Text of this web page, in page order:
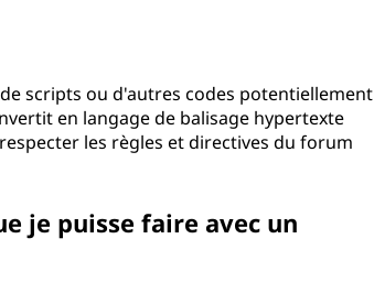
scripts ou d'autres codes potentiellement
en langage de balisage hypertexte
les règles et directives du forum
je puisse faire avec un